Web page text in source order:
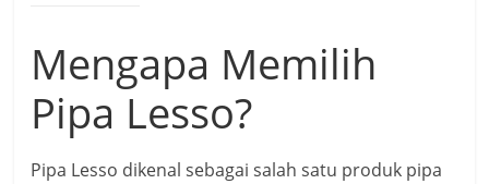
Mengapa Memilih
Pipa Lesso?
Pipa Lesso dikenal sebagai salah satu produk pipa